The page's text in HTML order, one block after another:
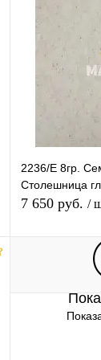
2236/E 8гр.
Столешница
7 650 руб. /
Купить в 1